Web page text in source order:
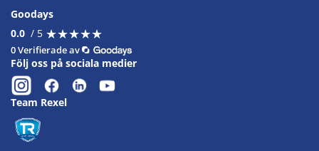
Goodays
0.0 / 5 ★★★★★
★★★★★
0 Verifierade av
Följ oss på sociala medier
Team Rexel